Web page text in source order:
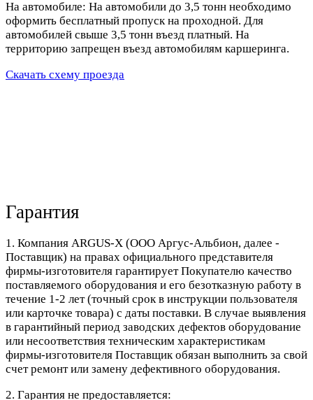
На автомобиле: На автомобили до 3,5 тонн необходимо
оформить бесплатный пропуск на проходной. Для
автомобилей свыше 3,5 тонн въезд платный. На
территорию запрещен въезд автомобилям каршеринга.
Скачать схему проезда
Гарантия
1. Компания ARGUS-X (ООО Аргус-Альбион, далее -
Поставщик) на правах официального представителя
фирмы-изготовителя гарантирует Покупателю качество
поставляемого оборудования и его безотказную работу в
течение 1-2 лет (точный срок в инструкции пользователя
или карточке товара) с даты поставки. В случае выявления
в гарантийный период заводских дефектов оборудование
или несоответствия техническим характеристикам
фирмы-изготовителя Поставщик обязан выполнить за свой
счет ремонт или замену дефективного оборудования.
2. Гарантия не предоставляется: